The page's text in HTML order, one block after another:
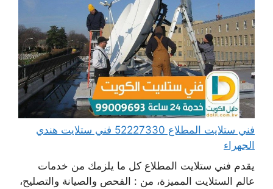
فني ستلايت المطلاع 52227330 فني ستلايت هندي
الجهراء
يقدم فني ستلايت المطلاع كل ما يلزمك من خدمات
عالم الستلايت المميزة، من : الفحص والصيانة والتصليح،